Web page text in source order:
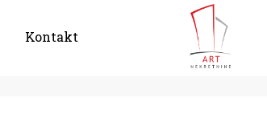
Kontakt